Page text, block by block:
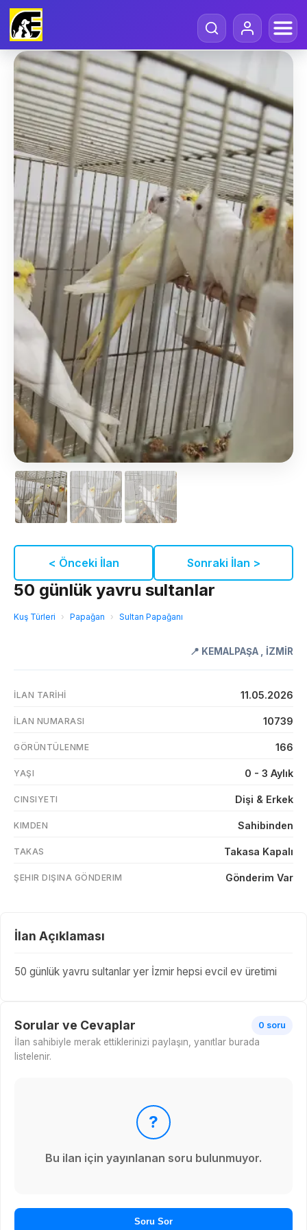
< Önceki İlan Sonraki İlan >
50 günlük yavru sultanlar
Kuş Türleri › Papağan › Sultan Papağanı
📍 KEMALPAŞA İZMİR
İLAN TARIHI 11.05.2026
İLAN NUMARASI 10739
GÖRÜNTÜLENME 166
YAŞI 0 - 3 Aylık
CINSIYETI Dişi & Erkek
KIMDEN Sahibinden
TAKAS Takasa Kapalı
ŞEHIR DIŞINA GÖNDERIM Gönderim Var
İlan Açıklaması
50 günlük yavru sultanlar yer İzmir hepsi evcil ev üretimi
Sorular ve Cevaplar 0 soru
İlan sahibiyle merak ettiklerinizi paylaşın, yanıtlar burada
listelenir.
?
Bu ilan için yayınlanan soru bulunmuyor.
Soru Sor